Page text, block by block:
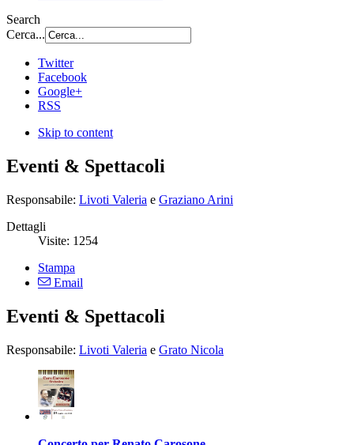
Search
Cerca...
Twitter
Facebook
Google+
RSS
Skip to content
Eventi & Spettacoli
Responsabile: Livoti Valeria e Graziano Arini
Dettagli
Visite: 1254
Stampa
Email
Eventi & Spettacoli
Responsabile: Livoti Valeria e Grato Nicola